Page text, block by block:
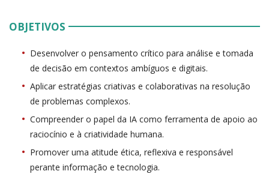
OBJETIVOS
Desenvolver o pensamento crítico para análise e tomada
de decisão em contextos ambíguos e digitais.
Aplicar estratégias criativas e colaborativas na resolução
de problemas complexos.
Compreender o papel da IA como ferramenta de apoio ao
raciocínio e à criatividade humana.
Promover uma atitude ética, reflexiva e responsável
perante informação e tecnologia.